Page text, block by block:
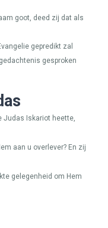
goot, deed zij dat als
gepredikt zal
gesproken
Judas Iskariot heette,
aan u overlever? En zij
gelegenheid om Hem